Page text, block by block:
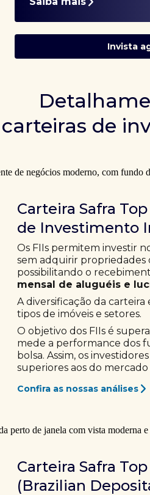
Invista
carteiras de
Carteira Safra
de Investimento
Os FIIs permitem investir
sem adquirir propriedades
possibilitando o
mensal de aluguéis e
A diversificação da
tipos de imóveis e setores.
O objetivo dos FIIs é
mede a performance dos
bolsa. Assim, os
superiores aos do
Confira as nossas análises
Carteira Safra
(Brazilian